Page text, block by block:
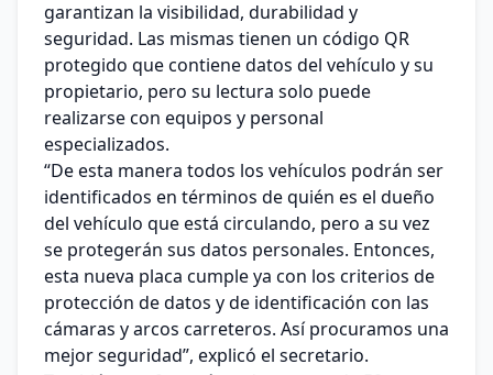
garantizan la visibilidad, durabilidad y
seguridad. Las mismas tienen un código QR
protegido que contiene datos del vehículo y su
propietario, pero su lectura solo puede
realizarse con equipos y personal
especializados.
“De esta manera todos los vehículos podrán ser
identificados en términos de quién es el dueño
del vehículo que está circulando, pero a su vez
se protegerán sus datos personales. Entonces,
esta nueva placa cumple ya con los criterios de
protección de datos y de identificación con las
cámaras y arcos carreteros. Así procuramos una
mejor seguridad”, explicó el secretario.